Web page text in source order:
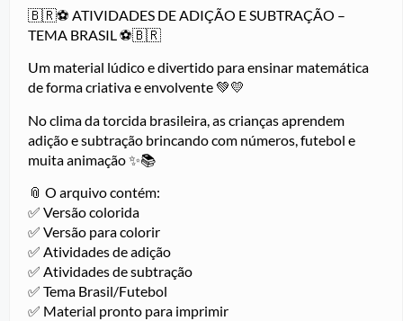
🇧🇷⚽ ATIVIDADES DE ADIÇÃO E SUBTRAÇÃO –
TEMA BRASIL ⚽🇧🇷
Um material lúdico e divertido para ensinar matemática
de forma criativa e envolvente 💚💛
No clima da torcida brasileira, as crianças aprendem
adição e subtração brincando com números, futebol e
muita animação ✨📚
📎 O arquivo contém:
✅ Versão colorida
✅ Versão para colorir
✅ Atividades de adição
✅ Atividades de subtração
✅ Tema Brasil/Futebol
✅ Material pronto para imprimir